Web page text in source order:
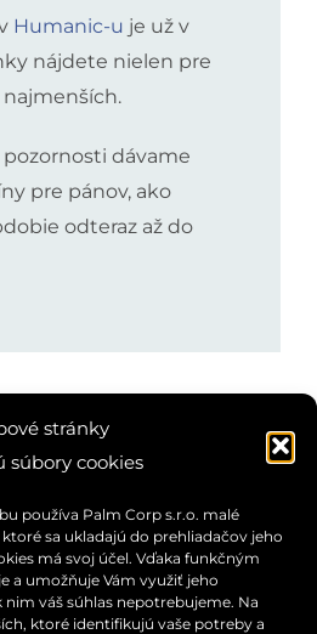
stránky
súbory cookies
používa Palm Corp s.r.o. malé
sa ukladajú do prehliadačov jeho
má svoj účel. Vďaka funkčným
a umožňuje Vám využiť jeho
váš súhlas nepotrebujeme. Na
ktoré identifikujú vaše potreby a
Humanic-u je už v
nájdete nielen pre
najmenších.
dávame
pre pánov, ako
odteraz až do